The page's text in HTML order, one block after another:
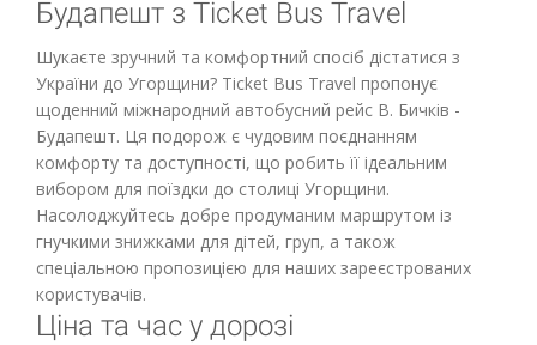
Будапешт з Ticket Bus Travel
Шукаєте зручний та комфортний спосіб дістатися з
України до Угорщини? Ticket Bus Travel пропонує
щоденний міжнародний автобусний рейс В. Бичків -
Будапешт. Ця подорож є чудовим поєднанням
комфорту та доступності, що робить її ідеальним
вибором для поїздки до столиці Угорщини.
Насолоджуйтесь добре продуманим маршрутом із
гнучкими знижками для дітей, груп, а також
спеціальною пропозицією для наших зареєстрованих
користувачів.
Ціна та час у дорозі